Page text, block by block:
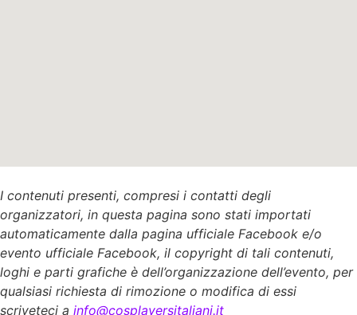
I contenuti presenti, compresi i contatti degli
organizzatori, in questa pagina sono stati importati
automaticamente dalla pagina ufficiale Facebook e/o
evento ufficiale Facebook, il copyright di tali contenuti,
loghi e parti grafiche è dell’organizzazione dell’evento, per
qualsiasi richiesta di rimozione o modifica di essi
scriveteci a info@cosplayersitaliani.it